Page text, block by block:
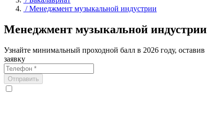
/Менеджмент музыкальной индустрии
Менеджмент музыкальной индустрии
Узнайте минимальный проходной балл в 2026 году, оставив
заявку
Отправить